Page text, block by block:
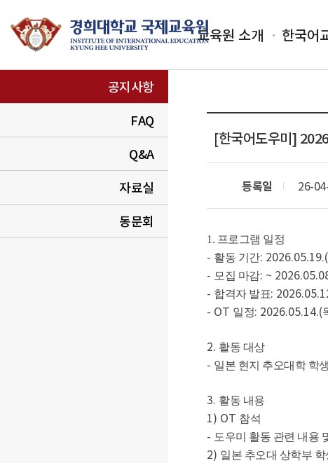
교육원 소개 한국어
공지사항
FAQ
Q&A
자료실
동문회
[한국어도우미]
등록일 26-
1. 프로그램 일정
- 활동 기간: 2026.05.19.(
- 모집 마감: ~
- 합격자 발표:
- OT 일정: 2026.05.14.(
2. 활동 대상
- 일본 현지 추오대학 학생
3. 활동 내용
1) OT 참석
- 도우미 활동 관련 내용
2) 일본 추오대 상학부